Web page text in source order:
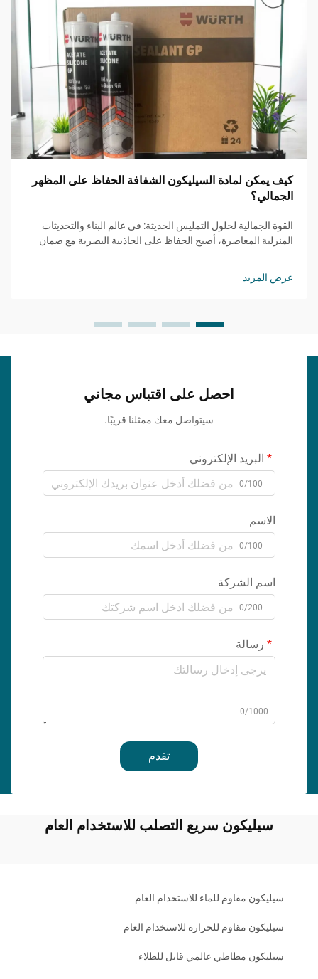
كيف يمكن لمادة السيليكون الشفافة الحفاظ على المظهر
الجمالي؟
القوة الجمالية لحلول التمليس الحديثة: في عالم البناء والتحديثات
المنزلية المعاصرة، أصبح الحفاظ على الجاذبية البصرية مع ضمان
عرض المزيد
احصل على اقتباس مجاني
سيتواصل معك ممثلنا قريبًا.
البريد الإلكتروني
0/100
الاسم
0/100
اسم الشركة
0/200
رسالة
0/1000
تقدم
سيليكون سريع التصلب للاستخدام العام
سيليكون مقاوم للماء للاستخدام العام
سيليكون مقاوم للحرارة للاستخدام العام
سيليكون مطاطي عالمي قابل للطلاء